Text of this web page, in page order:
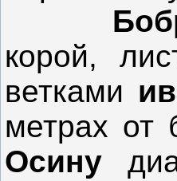
корой,
ветками ив
метрах от
Осину